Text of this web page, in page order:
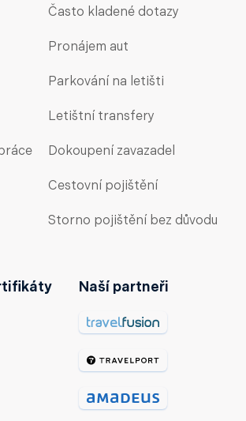
Často kladené dotazy
Pronájem aut
Parkování na letišti
Letištní transfery
Dokoupení zavazadel
Cestovní pojištění
Storno pojištění bez důvodu
Naší partneři